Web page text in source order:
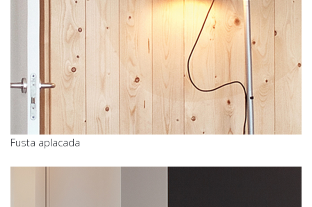
Fusta aplacada